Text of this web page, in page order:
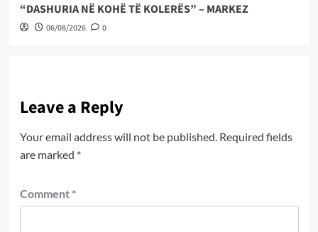
“DASHURIA NË KOHË TË KOLERËS” – MARKEZ
06/08/2026 0
Leave a Reply
Your email address will not be published. Required fields
are marked *
Comment *